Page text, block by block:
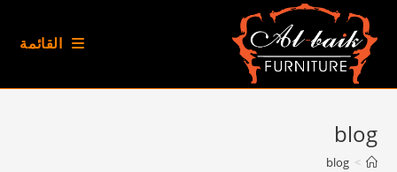
content
القائمة
blog
>
blog